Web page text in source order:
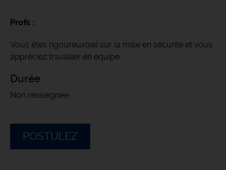
Profil :
Vous êtes rigoureux(se) sur la mise en sécurité et vous
appréciez travailler en équipe.
Durée
Non renseignée
POSTULEZ